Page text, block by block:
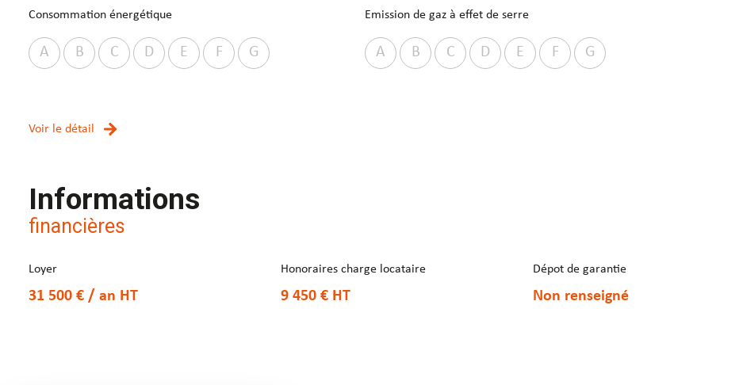
Consommation énergétique
A B C D E F G
Emission de gaz à effet de serre
A B C D E F G
Voir le détail
Informations
financières
Loyer
31 500 € / an HT
Honoraires charge locataire
9 450 € HT
Dépot de garantie
Non renseigné